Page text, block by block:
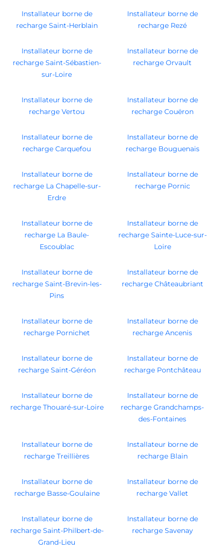
Installateur borne de
recharge Saint-Herblain
Installateur borne de
recharge Rezé
Installateur borne de
recharge Saint-Sébastien-
sur-Loire
Installateur borne de
recharge Orvault
Installateur borne de
recharge Vertou
Installateur borne de
recharge Couëron
Installateur borne de
recharge Carquefou
Installateur borne de
recharge Bouguenais
Installateur borne de
recharge La Chapelle-sur-
Erdre
Installateur borne de
recharge Pornic
Installateur borne de
recharge La Baule-
Escoublac
Installateur borne de
recharge Sainte-Luce-sur-
Loire
Installateur borne de
recharge Saint-Brevin-les-
Pins
Installateur borne de
recharge Châteaubriant
Installateur borne de
recharge Pornichet
Installateur borne de
recharge Ancenis
Installateur borne de
recharge Saint-Géréon
Installateur borne de
recharge Pontchâteau
Installateur borne de
recharge Thouaré-sur-Loire
Installateur borne de
recharge Grandchamps-
des-Fontaines
Installateur borne de
recharge Treillières
Installateur borne de
recharge Blain
Installateur borne de
recharge Basse-Goulaine
Installateur borne de
recharge Vallet
Installateur borne de
recharge Saint-Philbert-de-
Grand-Lieu
Installateur borne de
recharge Savenay